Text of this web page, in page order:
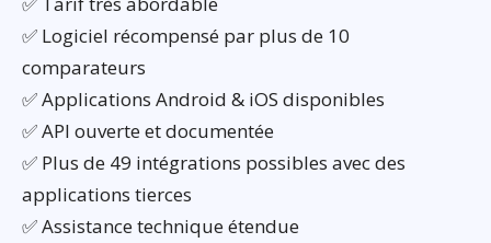
✅ Logiciel récompensé par plus de 10
comparateurs
✅ Applications Android & iOS disponibles
✅ API ouverte et documentée
✅ Plus de 49 intégrations possibles avec des
applications tierces
✅ Assistance technique étendue